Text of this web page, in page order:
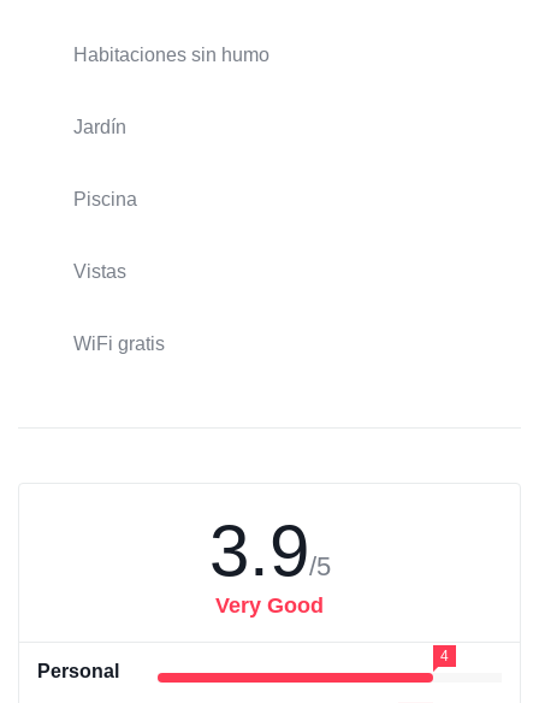
Habitaciones sin humo
Jardín
Piscina
Vistas
WiFi gratis
3.9/5
Very Good
Personal
4